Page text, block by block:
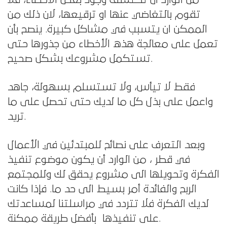
تقوم بالتغاضي عنها او ترقيعها، لان ذلك من
الممكن ان يتسبب في مشاكل كبيرة. ينصح بأن
تعمل على معالجة هذه الأخطاء من جذورها حتى
تستكمل مشروعك بشكل صحيح.
فقط لا تيأس، ولا تستسلم بسهولة، جاهد
واعمل على بذل كل ما لديك حتى تحصل على ما
تريد.
وبعد التعرف على نصائح للمبتدئين في الأعمال
في قطر ، من الوارد أن يكون موضوع تنفيذ
الفكرة وتحويلها الى مشروع يحقق لك وللمجتمع
الربح والفائدة أمر بسيط الى حد ما. فإذا كانت
لديك الفكرة فلا تتردد في مراسلتنا لمساعدتك
على تنفيذها بأفضل طريقة ممكنة.